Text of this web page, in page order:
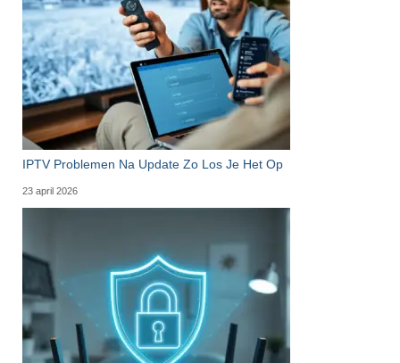
IPTV Problemen Na Update Zo Los Je Het Op
23 april 2026